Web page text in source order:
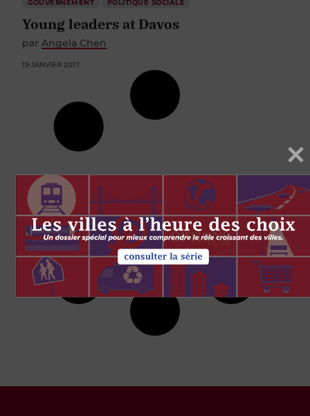
GOUVERNEMENT POLITIQUE SOCIALE
Young leaders at Davos
par Angela Chen
19 JANVIER 2017